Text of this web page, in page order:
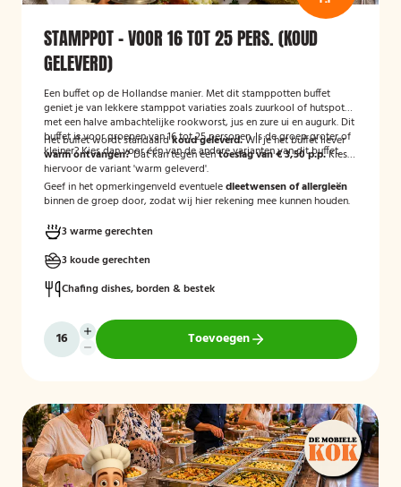
STAMPPOT - VOOR 16 TOT 25 PERS. (KOUD
GELEVERD)
Een buffet op de Hollandse manier. Met dit stamppotten buffet
geniet je van lekkere stamppot variaties zoals zuurkool of hutspot
met een halve ambachtelijke rookworst, jus en zure ui en augurk. Dit
buffet is voor groepen van 16 tot 25 personen. Is de groep groter of
kleiner? Kies dan voor één van de andere varianten van dit buffet.
Het buffet wordt standaardkoud geleverd.Wil je het buffet liever
warm ontvangen?Dat kan tegen eentoeslag van € 3,50 p.p.Kies
hiervoor de variant 'warm geleverd'.
Geef in het opmerkingenveld eventueledieetwensen of allergieën
binnen de groep door, zodat wij hier rekening mee kunnen houden.
3 warme gerechten
3 koude gerechten
Chafing dishes, borden & bestek
Toevoegen